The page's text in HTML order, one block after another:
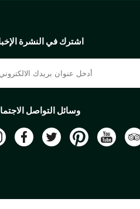
اشترك في النشرة
وسائل التواصل